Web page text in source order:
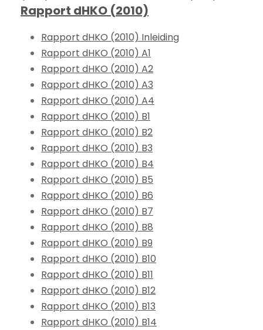
Rapport dHKO (2010)
Rapport dHKO (2010) Inleiding
Rapport dHKO (2010) A1
Rapport dHKO (2010) A2
Rapport dHKO (2010) A3
Rapport dHKO (2010) A4
Rapport dHKO (2010) B1
Rapport dHKO (2010) B2
Rapport dHKO (2010) B3
Rapport dHKO (2010) B4
Rapport dHKO (2010) B5
Rapport dHKO (2010) B6
Rapport dHKO (2010) B7
Rapport dHKO (2010) B8
Rapport dHKO (2010) B9
Rapport dHKO (2010) B10
Rapport dHKO (2010) B11
Rapport dHKO (2010) B12
Rapport dHKO (2010) B13
Rapport dHKO (2010) B14